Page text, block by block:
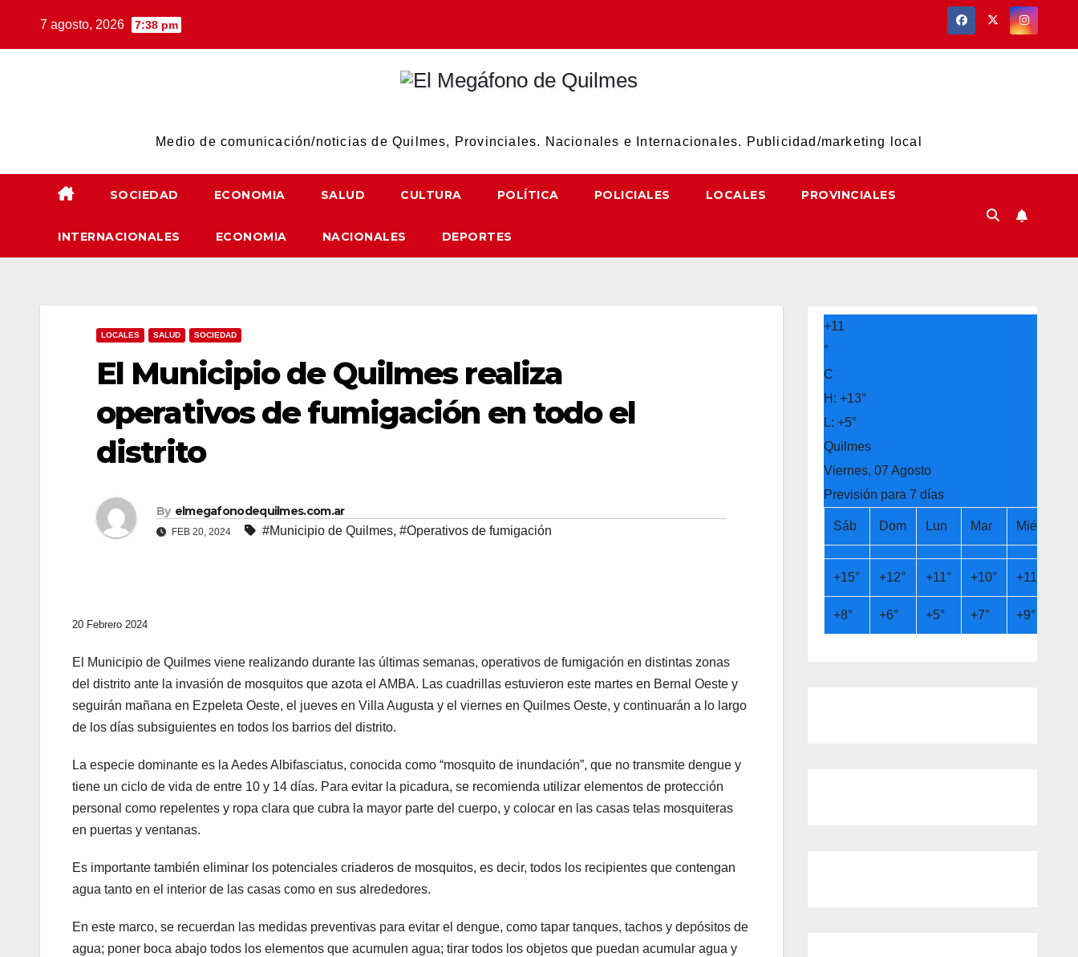
7 agosto, 2026 7:38 pm
Medio de comunicación/noticias de Quilmes, Provinciales. Nacionales e Internacionales. Publicidad/marketing local
SOCIEDAD ECONOMIA SALUD CULTURA POLÍTICA POLICIALES LOCALES PROVINCIALES
INTERNACIONALES ECONOMIA NACIONALES DEPORTES
LOCALES SALUD SOCIEDAD
El Municipio de Quilmes realiza
operativos de fumigación en todo el
distrito
By elmegafonodequilmes.com.ar
FEB 20, 2024 #Municipio de Quilmes, #Operativos de fumigación
20 Febrero 2024
El Municipio de Quilmes viene realizando durante las últimas semanas, operativos de fumigación en distintas zonas
del distrito ante la invasión de mosquitos que azota el AMBA. Las cuadrillas estuvieron este martes en Bernal Oeste y
seguirán mañana en Ezpeleta Oeste, el jueves en Villa Augusta y el viernes en Quilmes Oeste, y continuarán a lo largo
de los días subsiguientes en todos los barrios del distrito.
La especie dominante es la Aedes Albifasciatus, conocida como “mosquito de inundación”, que no transmite dengue y
tiene un ciclo de vida de entre 10 y 14 días. Para evitar la picadura, se recomienda utilizar elementos de protección
personal como repelentes y ropa clara que cubra la mayor parte del cuerpo, y colocar en las casas telas mosquiteras
en puertas y ventanas.
Es importante también eliminar los potenciales criaderos de mosquitos, es decir, todos los recipientes que contengan
agua tanto en el interior de las casas como en sus alrededores.
En este marco, se recuerdan las medidas preventivas para evitar el dengue, como tapar tanques, tachos y depósitos de
agua; poner boca abajo todos los elementos que acumulen agua; tirar todos los objetos que puedan acumular agua y
+11
°
C
H: +13°
L: +5°
Quilmes
Viernes, 07 Agosto
Previsión para 7 días
Sáb Dom Lun Mar Mié
+15° +12° +11° +10° +11°
+8° +6° +5° +7° +9°